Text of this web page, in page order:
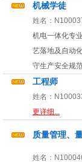
机械学徒
姓名：
机电一体化专
艺落地及自动
守生产安全规
工程师
姓名：
更详细...
质量管理、
姓名：